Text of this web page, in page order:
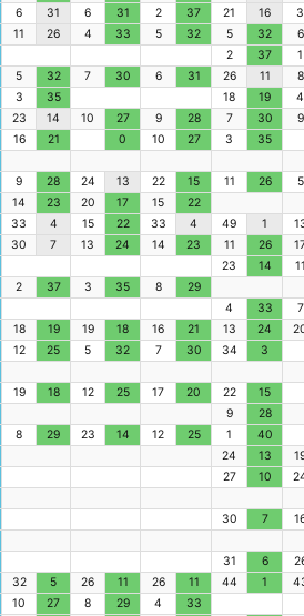
6 31 6 31 2 37 21 16 3
11 26 4 33 5 32 5 32 6
2 37 1
5 32 7 30 6 31 26 11 8
3 35 18 19 4
23 14 10 27 9 28 7 30 9
16 21 0 10 27 3 35
9 28 24 13 22 15 11 26 5
14 23 20 17 15 22
33 4 15 22 33 4 49 1
30 7 13 24 14 23 11 26
23 14 11
2 37 3 35 8 29
4 33 7
18 19 19 18 16 21 13 24
12 25 5 32 7 30 34 3
19 18 12 25 17 20 22 15
9 28
8 29 23 14 12 25 1 40
24 13
27 10
30 7
31 6
32 5 26 11 26 11 44 1
10 27 8 29 4
33